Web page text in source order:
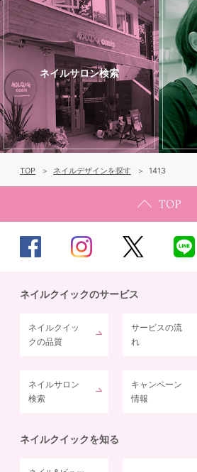
ネイルサロン検索
TOP ネイルデザインを探す 1413
ネイルクイックのサービス
ネイルクイッ
クの品質
サービスの流
れ
ネイルサロン
検索
キャンペーン
情報
ネイルクイックを知る